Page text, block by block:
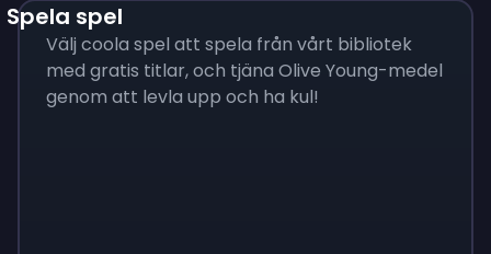
Spela spel
Välj coola spel att spela från vårt bibliotek
med gratis titlar, och tjäna Olive Young-medel
genom att levla upp och ha kul!